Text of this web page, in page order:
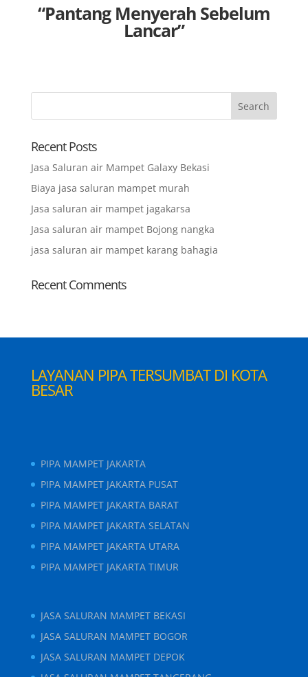
“Pantang Menyerah Sebelum
Lancar”
Recent Posts
Jasa Saluran air Mampet Galaxy Bekasi
Biaya jasa saluran mampet murah
Jasa saluran air mampet jagakarsa
Jasa saluran air mampet Bojong nangka
jasa saluran air mampet karang bahagia
Recent Comments
LAYANAN PIPA TERSUMBAT DI KOTA
BESAR
PIPA MAMPET JAKARTA
PIPA MAMPET JAKARTA PUSAT
PIPA MAMPET JAKARTA BARAT
PIPA MAMPET JAKARTA SELATAN
PIPA MAMPET JAKARTA UTARA
PIPA MAMPET JAKARTA TIMUR
JASA SALURAN MAMPET BEKASI
JASA SALURAN MAMPET BOGOR
JASA SALURAN MAMPET DEPOK